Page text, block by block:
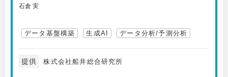
石倉 実
データ基盤構築 生成AI データ分析/予測分析
提供 株式会社船井総合研究所